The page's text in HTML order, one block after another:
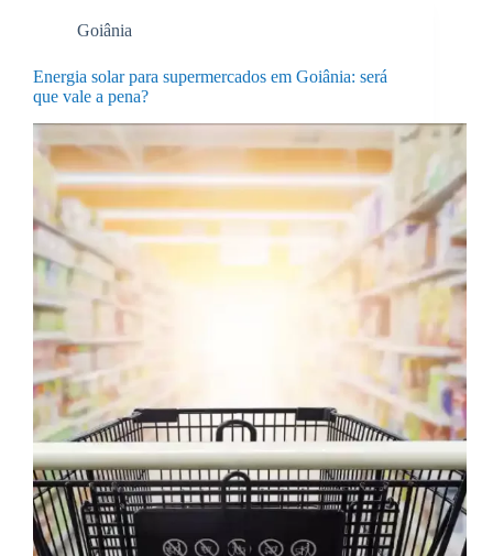
Goiânia
Energia solar para supermercados em Goiânia: será
que vale a pena?